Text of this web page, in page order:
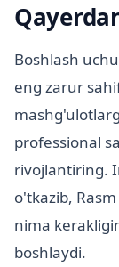
Boshlash
eng zarur
professional
rivojlantiring.
o'tkazib,
nima
boshlaydi.